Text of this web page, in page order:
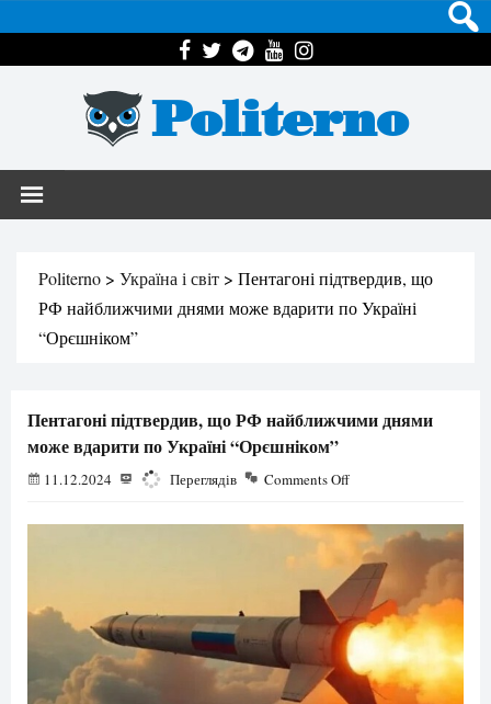
Politerno
Politerno > Україна і світ > Пентагоні підтвердив, що
РФ найближчими днями може вдарити по Україні
“Орєшніком”
Пентагоні підтвердив, що РФ найближчими днями
може вдарити по Україні “Орєшніком”
11.12.2024 1948 Переглядів Comments Off